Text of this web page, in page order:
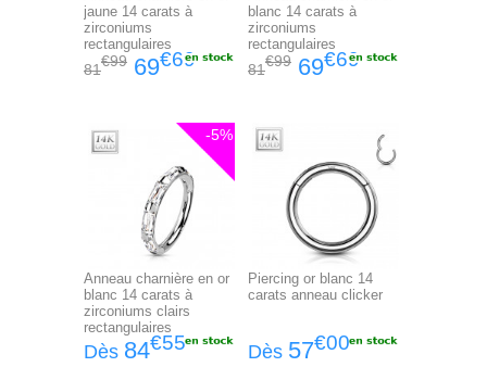
jaune 14 carats à
zirconiums
rectangulaires
81
€99 69€69
blanc 14 carats à
zirconiums
rectangulaires
81
€99 69€69
Anneau charnière en or
blanc 14 carats à
zirconiums clairs
rectangulaires
Dès 84€55
-5%
Piercing or blanc 14
carats anneau clicker
Dès 57€00